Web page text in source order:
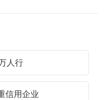
人行
信用企业